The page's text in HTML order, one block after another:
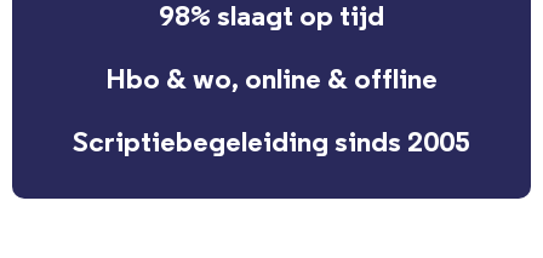
98% slaagt op tijd
Hbo & wo, online & offline
Scriptiebegeleiding sinds 2005